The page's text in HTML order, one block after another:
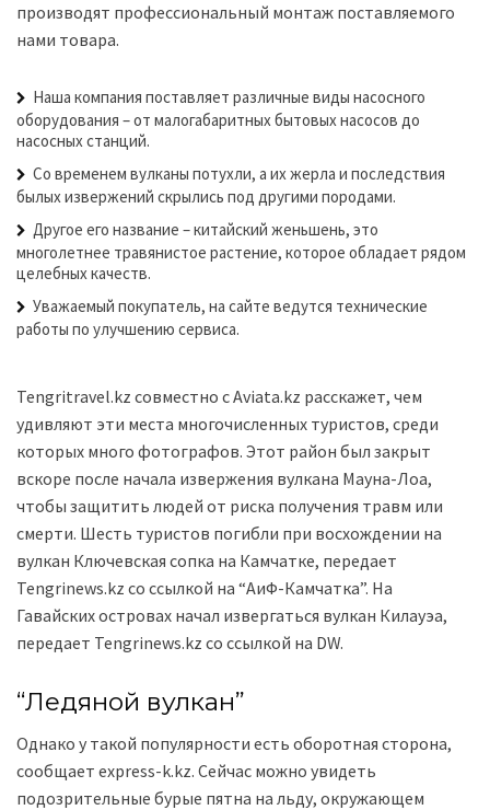
производят профессиональный монтаж поставляемого
нами товара.
Наша компания поставляет различные виды насосного
оборудования – от малогабаритных бытовых насосов до
насосных станций.
Со временем вулканы потухли, а их жерла и последствия
былых извержений скрылись под другими породами.
Другое его название – китайский женьшень, это
многолетнее травянистое растение, которое обладает рядом
целебных качеств.
Уважаемый покупатель, на сайте ведутся технические
работы по улучшению сервиса.
Tengritravel.kz совместно с Aviata.kz расскажет, чем
удивляют эти места многочисленных туристов, среди
которых много фотографов. Этот район был закрыт
вскоре после начала извержения вулкана Мауна-Лоа,
чтобы защитить людей от риска получения травм или
смерти. Шесть туристов погибли при восхождении на
вулкан Ключевская сопка на Камчатке, передает
Tengrinews.kz со ссылкой на “АиФ-Камчатка”. На
Гавайских островах начал извергаться вулкан Килауэа,
передает Tengrinews.kz со ссылкой на DW.
“Ледяной вулкан”
Однако у такой популярности есть оборотная сторона,
сообщает express-k.kz. Сейчас можно увидеть
подозрительные бурые пятна на льду, окружающем